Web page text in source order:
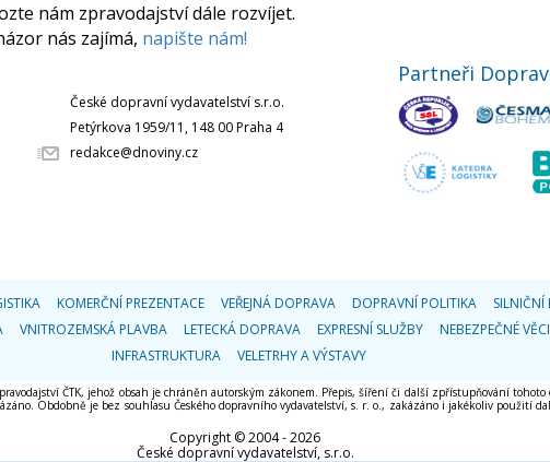
nám zpravodajství dále rozvíjet.
nás zajímá, napište nám!
České dopravní vydavatelství s.r.o.
Petýrkova 1959/11, 148 00 Praha 4
redakce@dnoviny.cz
Partneři
KOMERČNÍ PREZENTACE VEŘEJNÁ DOPRAVA DOPRAVNÍ POLITIKA SILNIČNÍ
VNITROZEMSKÁ PLAVBA LETECKÁ DOPRAVA EXPRESNÍ SLUŽBY NEBEZPEČNÉ VĚCI
INFRASTRUKTURA
VELETRHY A VÝSTAVY
ČTK, jehož obsah je chráněn autorským zákonem. Přepis, šíření či další zpřístupňování
Obdobně je bez souhlasu Českého dopravního vydavatelství, s. r. o., zakázáno i jakékoliv použití
Copyright © 2004 - 2026
České dopravní vydavatelství, s.r.o.